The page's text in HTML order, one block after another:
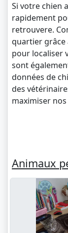
Si votre chien
rapidement
retrouvere.
quartier grâce
pour localiser
sont
données de
des
maximiser
Animaux